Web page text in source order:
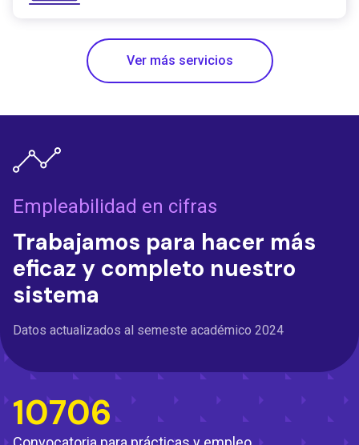
Ver más servicios
Empleabilidad en cifras
Trabajamos para hacer más
eficaz y completo nuestro
sistema
Datos actualizados al semeste académico 2024
10706